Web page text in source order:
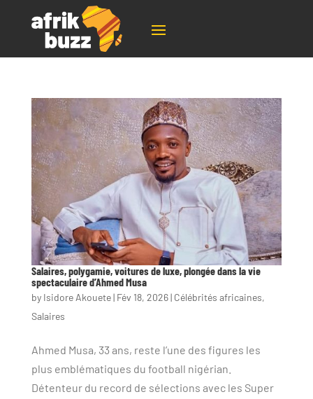
Salaires, polygamie, voitures de luxe, plongée dans la vie
spectaculaire d’Ahmed Musa
by Isidore Akouete| Fév 18, 2026| Célébrités africaines,
Salaires
Ahmed Musa, 33 ans, reste l’une des figures les
plus emblématiques du football nigérian.
Détenteur du record de sélections avec les Super